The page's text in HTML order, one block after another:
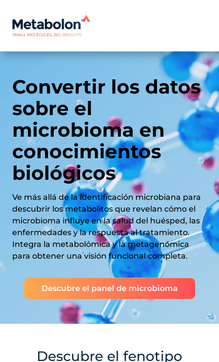
Convertir los datos
sobre el
microbioma en
conocimientos
biológicos
Ve más allá de la identificación microbiana para
descubrir los metabolitos que revelan cómo el
microbioma influye en la salud del huésped, las
enfermedades y la respuesta al tratamiento.
Integra la metabolómica y la metagenómica
para obtener una visión funcional completa.
Descubre el panel de microbioma
Descubre el fenotipo